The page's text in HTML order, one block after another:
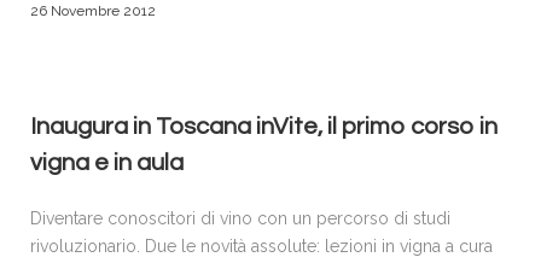
26 Novembre 2012
Inaugura in Toscana inVite, il primo corso in
vigna e in aula
Diventare conoscitori di vino con un percorso di studi
rivoluzionario. Due le novità assolute: lezioni in vigna a cura